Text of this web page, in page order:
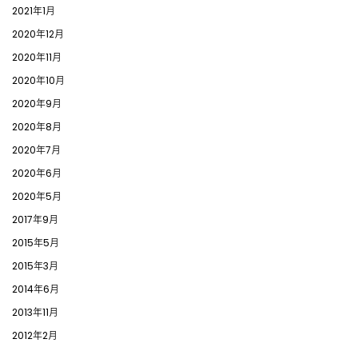
2021年1月
2020年12月
2020年11月
2020年10月
2020年9月
2020年8月
2020年7月
2020年6月
2020年5月
2017年9月
2015年5月
2015年3月
2014年6月
2013年11月
2012年2月